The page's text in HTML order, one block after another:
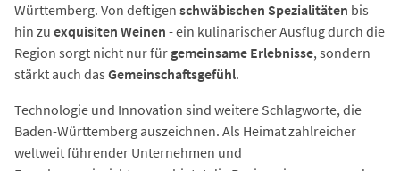
Württemberg. Von deftigen schwäbischen Spezialitäten bis
hin zu exquisiten Weinen - ein kulinarischer Ausflug durch die
Region sorgt nicht nur für gemeinsame Erlebnisse, sondern
stärkt auch das Gemeinschaftsgefühl.
Technologie und Innovation sind weitere Schlagworte, die
Baden-Württemberg auszeichnen. Als Heimat zahlreicher
weltweit führender Unternehmen und